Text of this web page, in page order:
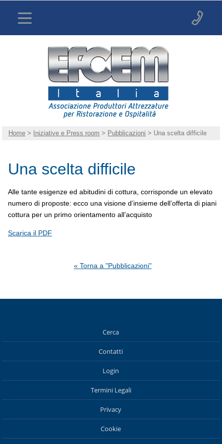
Home > Iniziative e Press room > Pubblicazioni > Una scelta difficile
Una scelta difficile
Alle tante esigenze ed abitudini di cottura, corrisponde un elevato
numero di proposte: ecco una visione d’insieme dell’offerta di piani
cottura per un primo orientamento all’acquisto
Scarica il PDF
« Torna a "Pubblicazioni"
Cerca
Contatti
Login
Termini Legali
Privacy
Cookie